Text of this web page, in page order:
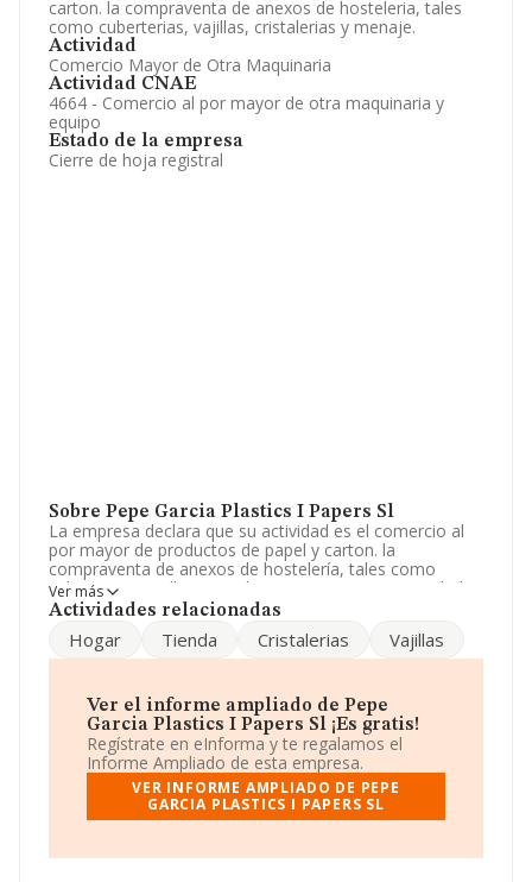
carton. la compraventa de anexos de hosteleria, tales
como cuberterias, vajillas, cristalerias y menaje.
Actividad
Comercio Mayor de Otra Maquinaria
Actividad CNAE
4664 - Comercio al por mayor de otra maquinaria y
equipo
Estado de la empresa
Cierre de hoja registral
Sobre Pepe Garcia Plastics I Papers Sl
La empresa declara que su actividad es el comercio al
por mayor de productos de papel y carton. la
compraventa de anexos de hostelería, tales como
cuberterias, vajillas, cristalerias y menaje. La sociedad
está inscrita en el Registro Mercantil como Sociedad
'Comercio al por mayor de maquinaria para la industria
textil y de máquinas de coser y tricotar'. La compañía es
Ha tenido el mismo número de empleados y teniendo
en cuenta la información a disposición de INFORMA, ha
contado con un número de empleados inferior a la
media de sector.
Es posible ponerse en contacto con la empresa a través
Ver más
Actividades relacionadas
Hogar Tienda Cristalerias Vajillas
Ver el informe ampliado de Pepe
Garcia Plastics I Papers Sl ¡Es gratis!
Regístrate en eInforma y te regalamos el
Informe Ampliado de esta empresa.
VER INFORME AMPLIADO DE PEPE
GARCIA PLASTICS I PAPERS SL